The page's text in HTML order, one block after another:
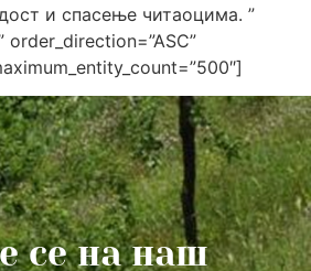
и спасење читаоцима. ”
се на наш